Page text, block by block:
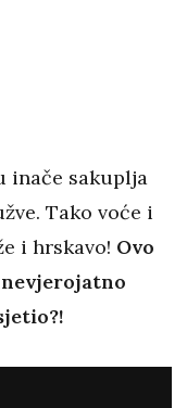
inače sakuplja
Tako voće i
i hrskavo! Ovo